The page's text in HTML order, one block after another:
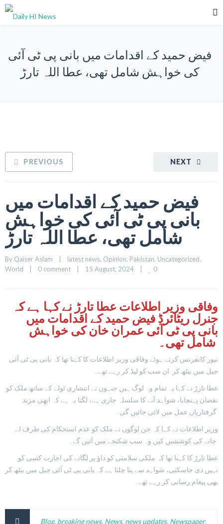
فیض حمید کے اقدامات میں بانی پی ٹی آئی
کی خواہش شامل تھی، عطا اللہ تارڑ
NEXT
PREVIOUS
فیض حمید کے اقدامات میں
بانی پی ٹی آئی کی خواہش
شامل تھی، عطا اللہ تارڑ
By Qaiser Aslam latest news, Opinion, Pakistan, Uncategorized
World
0 comment 15 August, 2024 0
وفاقی وزیر اطلاعات عطا تارڑ نے کہا ہے کہ
جنرل ریٹائرڈ فیض حمید کے اقدامات میں
بانی پی ٹی آئی عمران خان کی خواہش
نیوز کانفرنس کرتے ہوئے وفاقی وزیر اطلاعات کا کہنا تھا کہ بانی پی ٹی آئی
جیل میں بیٹھ کر ان سب کو لیڈ کر رہے تھے۔
عطا تارڑ نے کہا یہ تمام وہ لوگ ہیں جنہوں نے انتشاری ٹولے کے ساتھ ملک کو
نقصان پہنچایا، شواہد آنے کا سلسلہ جاری ہے، لگتا یہ ہے کہ ابھی مزید
وزیر اطلاعات نے کہا کہ جن لوگوں نے ملک کو عدم استحکام کی طرف لے
عطا تارڑ کا کہنا تھا کہ ملکی سلامتی کو داؤ پر لگانے کی اجازت کسی کو
نہیں دی جاسکتی، شواہد سے پتا چلتا ہے کہ بانی پی ٹی آئی جیل میں بیٹھ کر
بھی پیغام رسانی کر رہے تھے۔
Blog, breaking news, News, news updates, Newspaper,